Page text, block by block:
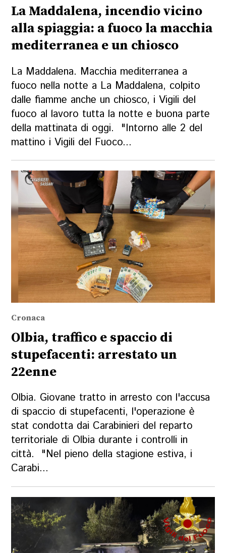
La Maddalena, incendio vicino
alla spiaggia: a fuoco la macchia
mediterranea e un chiosco
La Maddalena. Macchia mediterranea a
fuoco nella notte a La Maddalena, colpito
dalle fiamme anche un chiosco, i Vigili del
fuoco al lavoro tutta la notte e buona parte
della mattinata di oggi. "Intorno alle 2 del
mattino i Vigili del Fuoco...
Cronaca
Olbia, traffico e spaccio di
stupefacenti: arrestato un
22enne
Olbia. Giovane tratto in arresto con l'accusa
di spaccio di stupefacenti, l'operazione è
stat condotta dai Carabinieri del reparto
territoriale di Olbia durante i controlli in
città. "Nel pieno della stagione estiva, i
Carabi...